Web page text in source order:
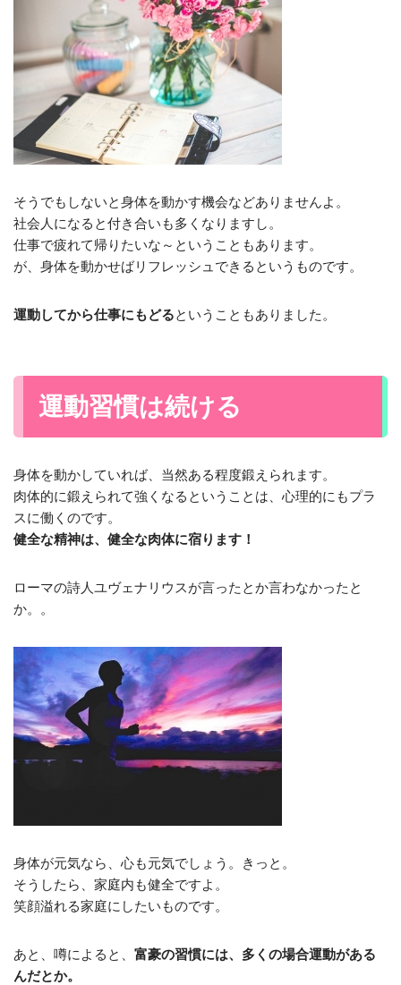
そうでもしないと身体を動かす機会などありませんよ。
社会人になると付き合いも多くなりますし。
仕事で疲れて帰りたいな～ということもあります。
が、身体を動かせばリフレッシュできるというものです。
運動してから仕事にもどるということもありました。
運動習慣は続ける
身体を動かしていれば、当然ある程度鍛えられます。
肉体的に鍛えられて強くなるということは、心理的にもプラ
スに働くのです。
健全な精神は、健全な肉体に宿ります！
ローマの詩人ユヴェナリウスが言ったとか言わなかったと
か。。
身体が元気なら、心も元気でしょう。きっと。
そうしたら、家庭内も健全ですよ。
笑顔溢れる家庭にしたいものです。
あと、噂によると、 富豪の習慣には、多くの場合運動がある
んだとか。